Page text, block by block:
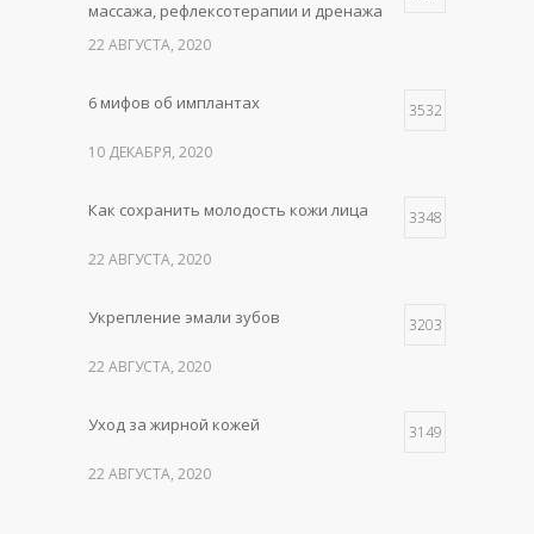
массажа, рефлексотерапии и дренажа
22 АВГУСТА, 2020
6 мифов об имплантах 3532
10 ДЕКАБРЯ, 2020
Как сохранить молодость кожи лица 3348
22 АВГУСТА, 2020
Укрепление эмали зубов 3203
22 АВГУСТА, 2020
Уход за жирной кожей 3149
22 АВГУСТА, 2020